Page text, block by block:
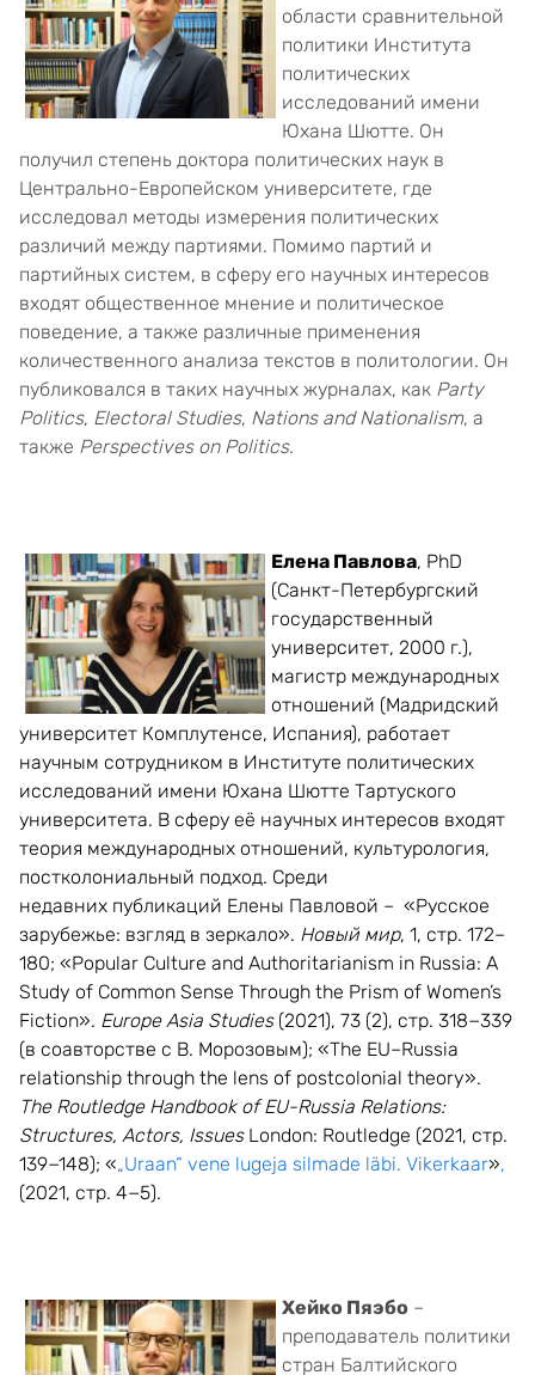
области сравнительной
политики Института
политических
исследований имени
Юхана Шютте. Он
получил степень доктора политических наук в
Центрально-Европейском университете, где
исследовал методы измерения политических
различий между партиями. Помимо партий и
партийных систем, в сферу его научных интересов
входят общественное мнение и политическое
поведение, а также различные применения
количественного анализа текстов в политологии. Он
публиковался в таких научных журналах, как Party
Politics, Electoral Studies, Nations and Nationalism, а
также Perspectives on Politics.
Елена Павлова, PhD
(Санкт-Петербургский
государственный
университет, 2000 г.),
магистр международных
отношений (Мадридский
университет Комплутенсе, Испания), работает
научным сотрудником в Институте политических
исследований имени Юхана Шютте Тартуского
университета. В сферу её научных интересов входят
теория международных отношений, культурология,
постколониальный подход. Среди
недавних публикаций Елены Павловой – «Русское
зарубежье: взгляд в зеркало». Новый мир, 1, стр. 172–
180; «Popular Culture and Authoritarianism in Russia: A
Study of Common Sense Through the Prism of Women’s
Fiction». Europe Asia Studies(2021), 73 (2), стр. 318−339
(в соавторстве с В. Морозовым); «The EU–Russia
relationship through the lens of postcolonial theory».
The Routledge Handbook of EU-Russia Relations:
Structures, Actors, IssuesLondon: Routledge (2021, стр.
139−148); «„Uraan“ vene lugeja silmade läbi. Vikerkaar»,
(2021, стр. 4−5).
Хейко Пяэбо –
преподаватель политики
стран Балтийского